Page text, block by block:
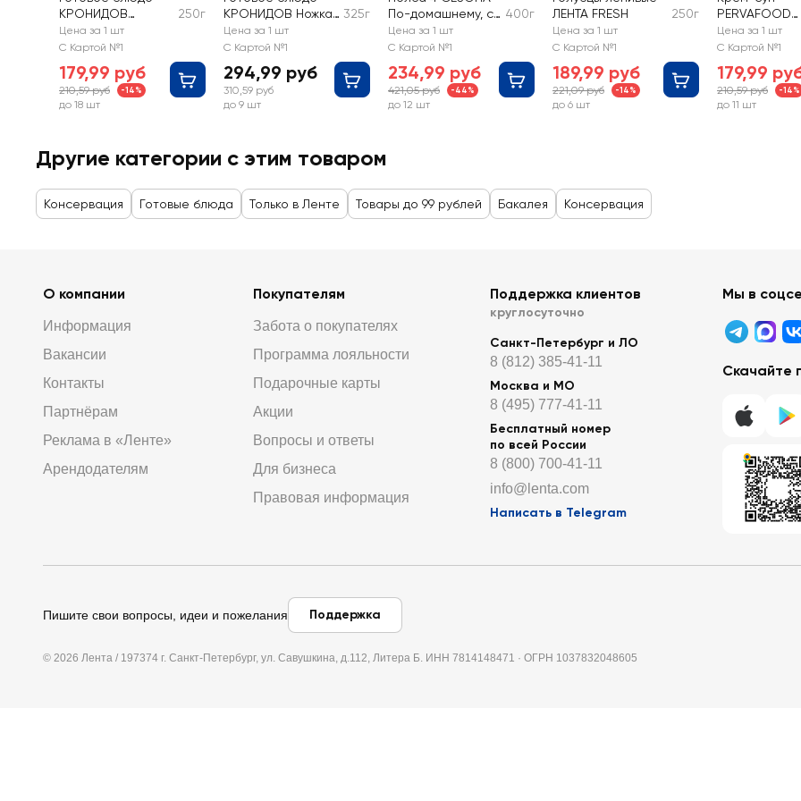
КРОНИДОВ
Котлета с гречей
250г
Цена за 1 шт
С Картой №1
179,99 руб
210,59 руб -14%
до 18 шт
КРОНИДОВ Ножка
на Дорожку,
окорочок
325г
Цена за 1 шт
С Картой №1
294,99 руб
310,59 руб
до 9 шт
По-домашнему, с
мясом
400г
Цена за 1 шт
С Картой №1
234,99 руб
421,05 руб -44%
до 12 шт
ЛЕНТА FRESH
250г
Цена за 1 шт
С Картой №1
189,99 руб
221,09 руб -14%
до 6 шт
PERVAFOOD
Сырный, с
пармезаном
Цена за 1 шт
С Картой №1
179,99
210,59 руб -14%
до 11 шт
Другие категории с этим товаром
Консервация Готовые блюда Только в Ленте Товары до 99 рублей Бакалея Консервация
О компании
Информация
Вакансии
Контакты
Партнёрам
Реклама в «Ленте»
Арендодателям
Покупателям
Забота о покупателях
Программа лояльности
Подарочные карты
Акции
Вопросы и ответы
Для бизнеса
Правовая информация
Поддержка клиентов
круглосуточно
Санкт-Петербург и ЛО
8 (812) 385-41-11
Москва и МО
8 (495) 777-41-11
Бесплатный номер
по всей России
8 (800) 700-41-11
info@lenta.com
Написать в Telegram
Мы в
Скачайте
Пишите свои вопросы, идеи и пожелания Поддержка
© 2026 Лента / 197374 г. Санкт-Петербург, ул. Савушкина, д.112, Литера Б. ИНН 7814148471 · ОГРН 1037832048605